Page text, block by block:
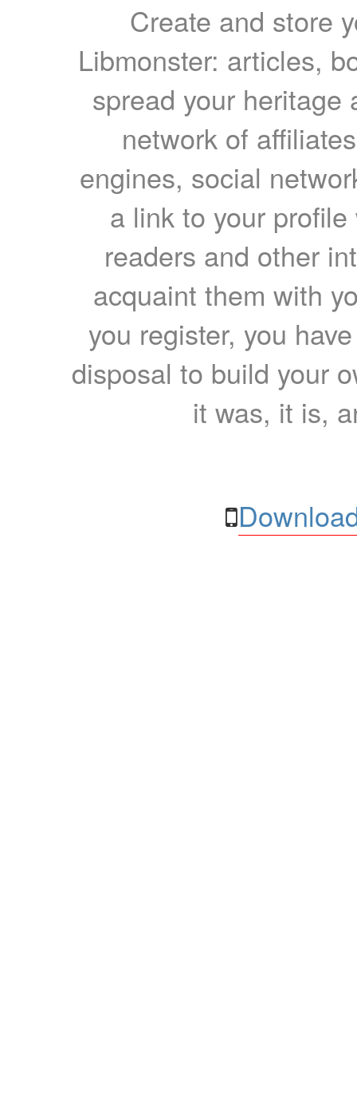
Create and store
Libmonster: articles,
spread your heritage
network of
engines, social
a link to your
readers and other
acquaint them with
you register, you
disposal to build your
it was, it is,